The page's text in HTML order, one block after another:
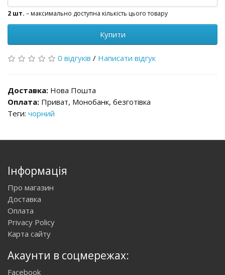
2 шт. – максимально доступна кількість цього товару
Купити
0 відгуків / Написати відгук
Доставка: Нова Пошта
Оплата: Приват, Монобанк, безготівка
Теги: чорний
Інформація
Про магазин
Доставка
Оплата
Privacy Policy
Карта сайту
Акаунти в соцмережах:
Facebook